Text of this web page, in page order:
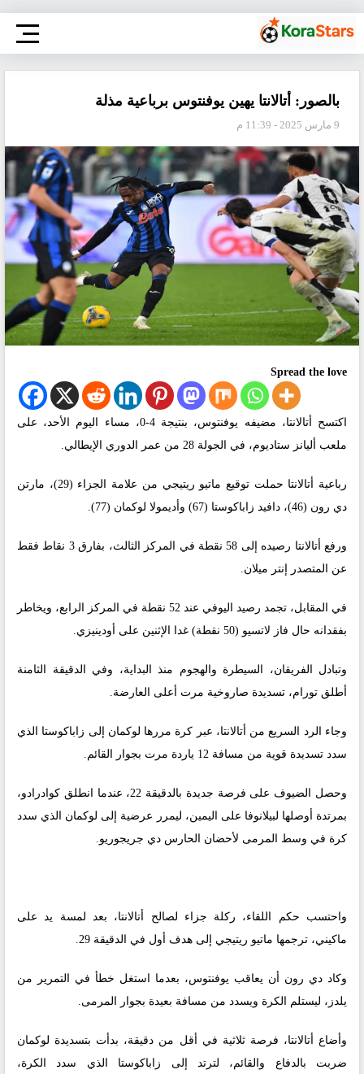
بالصور: أتالانتا يهين يوفنتوس برباعية مذلة
9 مارس 2025 - 11:39 م
Spread the love
اكتسح أتالانتا، مضيفه يوفنتوس، بنتيجة 4-0، مساء اليوم الأحد، على
ملعب أليانز ستاديوم، في الجولة 28 من عمر الدوري الإيطالي.
رباعية أتالانتا حملت توقيع ماتيو ريتيجي من علامة الجزاء (29)، مارتن
دي رون (46)، دافيد زاباكوستا (67) وأديمولا لوكمان (77).
ورفع أتالانتا رصيده إلى 58 نقطة في المركز الثالث، بفارق 3 نقاط فقط
عن المتصدر إنتر ميلان.
في المقابل، تجمد رصيد اليوفي عند 52 نقطة في المركز الرابع، ويخاطر
بفقدانه حال فاز لاتسيو (50 نقطة) غدا الإثنين على أودينيزي.
وتبادل الفريقان، السيطرة والهجوم منذ البداية، وفي الدقيقة الثامنة
أطلق تورام، تسديدة صاروخية مرت أعلى العارضة.
وجاء الرد السريع من أتالانتا، عبر كرة مررها لوكمان إلى زاباكوستا الذي
سدد تسديدة قوية من مسافة 12 ياردة مرت بجوار القائم.
وحصل الضيوف على فرصة جديدة بالدقيقة 22، عندما انطلق كوادرادو،
بمرتدة أوصلها لبيلانوفا على اليمين، ليمرر عرضية إلى لوكمان الذي سدد
كرة في وسط المرمى لأحضان الحارس دي جريجوريو.
واحتسب حكم اللقاء، ركلة جزاء لصالح أتالانتا، بعد لمسة يد على
ماكيني، ترجمها ماتيو ريتيجي إلى هدف أول في الدقيقة 29.
وكاد دي رون أن يعاقب يوفنتوس، بعدما استغل خطأ في التمرير من
يلدز، ليستلم الكرة ويسدد من مسافة بعيدة بجوار المرمى.
وأضاع أتالانتا، فرصة ثلاثية في أقل من دقيقة، بدأت بتسديدة لوكمان
ضربت بالدفاع والقائم، لترتد إلى زاباكوستا الذي سدد الكرة،